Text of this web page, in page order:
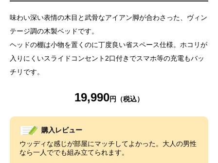
味わい深い表情の木目と武骨なアイアン脚が合わさった、ヴィン
テージ調の木製ベッドです。
ヘッドの棚は小物を置くのに丁度良い省スペース仕様。ホコリが
入りにくいスライドコンセント2口付きでスマホ等の充電もバッ
チリです。
19,990
購入レビュー
ウッディな感じが部屋にマッチしてよかった。大人の男性
なら一人ででも組み立てられます。